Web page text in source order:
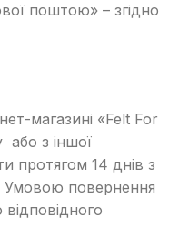
поштою» – згідно
магазині «Felt For
або з іншої
протягом 14 днів з
Умовою повернення